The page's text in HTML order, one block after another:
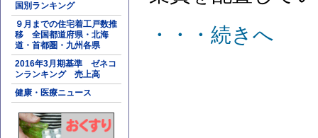
国別ランキング
９月までの住宅着工戸数推
移 全国都道府県・北海
道・首都圏・九州各県
2016年3月期基準 ゼネコ
ンランキング 売上高
健康・医療ニュース
・・・続きへ